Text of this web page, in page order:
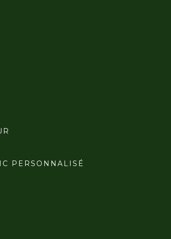
PERSONNALISÉ